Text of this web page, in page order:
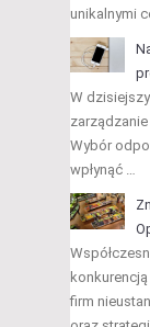
unikalnymi
W
Wybór
wpłynąć …
firm